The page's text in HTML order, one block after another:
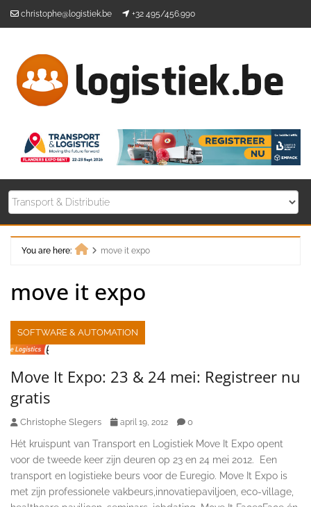
christophe@logistiek.be +32 495/456.990
You are here:
move it expo
move it expo
SOFTWARE & AUTOMATION
Move It Expo: 23 & 24 mei: Registreer nu
gratis
Christophe Slegers april 19, 2012 0
Hét kruispunt van Transport en Logistiek Move It Expo opent
voor de tweede keer zijn deuren op 23 en 24 mei 2012. Een
transport en logistieke beurs voor de Euregio. Move It Expo is
met zijn professionele vakbeurs,innovatiepaviljoen, eco-village,